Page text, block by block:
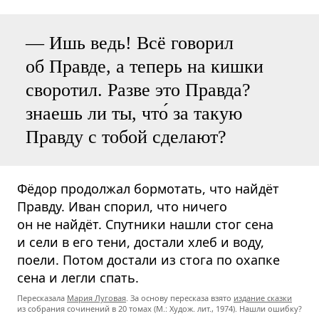
— Ишь ведь! Всё говорил
об Правде, а теперь на кишки
своротил. Разве это Правда?
знаешь ли ты, что́ за такую
Правду с тобой сделают?
Фёдор продолжал бормотать, что найдёт
Правду. Иван спорил, что ничего
он не найдёт. Спутники нашли стог сена
и сели в его тени, достали хлеб и воду,
поели. Потом достали из стога по охапке
сена и легли спать.
Пересказала Мария Луговая . За основу пересказа взято издание сказки
из собрания сочинений в 20 томах (М.: Худож. лит., 1974). Нашли ошибку?